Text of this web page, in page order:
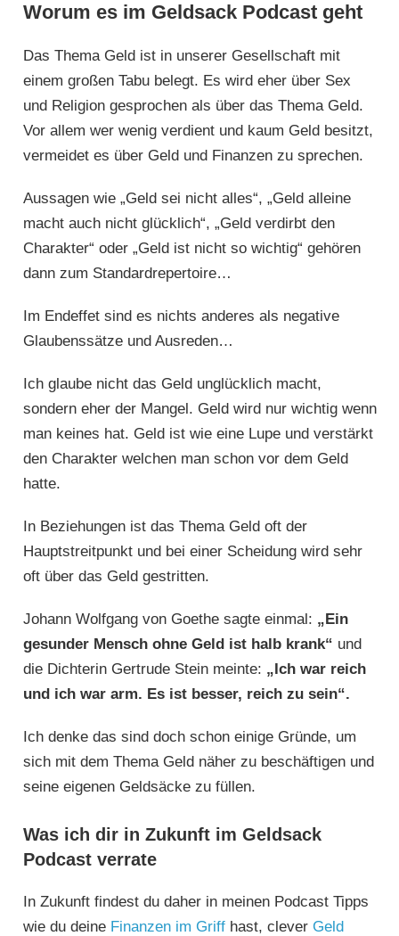
Worum es im Geldsack Podcast geht
Das Thema Geld ist in unserer Gesellschaft mit
einem großen Tabu belegt. Es wird eher über Sex
und Religion gesprochen als über das Thema Geld.
Vor allem wer wenig verdient und kaum Geld besitzt,
vermeidet es über Geld und Finanzen zu sprechen.
Aussagen wie „Geld sei nicht alles“, „Geld alleine
macht auch nicht glücklich“, „Geld verdirbt den
Charakter“ oder „Geld ist nicht so wichtig“ gehören
dann zum Standardrepertoire…
Im Endeffet sind es nichts anderes als negative
Glaubenssätze und Ausreden…
Ich glaube nicht das Geld unglücklich macht,
sondern eher der Mangel. Geld wird nur wichtig wenn
man keines hat. Geld ist wie eine Lupe und verstärkt
den Charakter welchen man schon vor dem Geld
hatte.
In Beziehungen ist das Thema Geld oft der
Hauptstreitpunkt und bei einer Scheidung wird sehr
oft über das Geld gestritten.
Johann Wolfgang von Goethe sagte einmal: „Ein
gesunder Mensch ohne Geld ist halb krank“ und
die Dichterin Gertrude Stein meinte: „Ich war reich
und ich war arm. Es ist besser, reich zu sein“.
Ich denke das sind doch schon einige Gründe, um
sich mit dem Thema Geld näher zu beschäftigen und
seine eigenen Geldsäcke zu füllen.
Was ich dir in Zukunft im Geldsack
Podcast verrate
In Zukunft findest du daher in meinen Podcast Tipps
wie du deine Finanzen im Griffhast, clever Geld